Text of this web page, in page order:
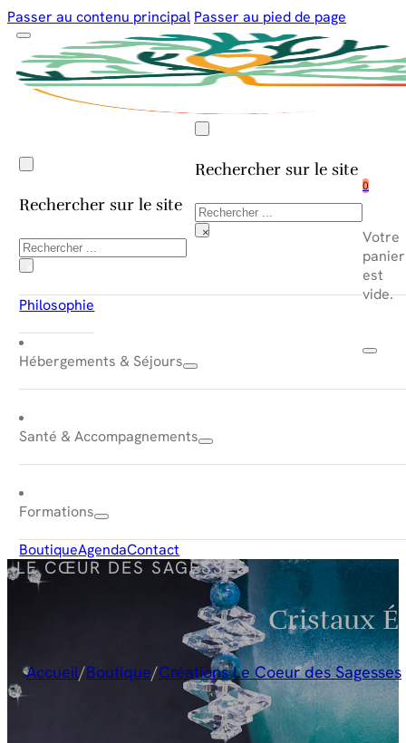
Passer au contenu principal Passer au pied de page
Rechercher sur le site
Rechercher
×
0
Votre
panier
est
vide.
Rechercher sur le site
Rechercher
×
Philosophie
Hébergements & Séjours
Santé & Accompagnements
Formations
BoutiqueAgendaContact
LE CŒUR DES SAGESSES
Cristaux
Accueil/Boutique/Créations Le Coeur des Sagesses